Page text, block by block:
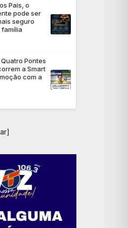
Pais, o
pode ser
seguro
Pontes
a Smart
com a